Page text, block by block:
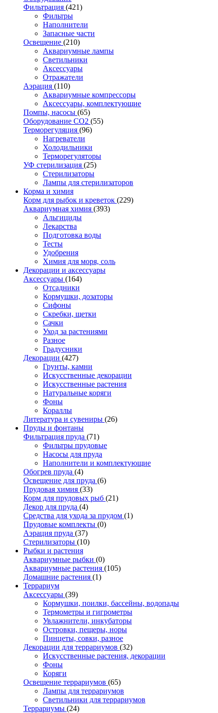
Фильтрация (421)
Фильтры
Наполнители
Запасные части
Освещение (210)
Аквариумные лампы
Светильники
Аксессуары
Отражатели
Аэрация (110)
Аквариумные компрессоры
Аксессуары, комплектующие
Помпы, насосы (65)
Оборудование CO2 (55)
Терморегуляция (96)
Нагреватели
Холодильники
Терморегуляторы
УФ стерилизация (25)
Стерилизаторы
Лампы для стерилизаторов
Корма и химия
Корм для рыбок и креветок (229)
Аквариумная химия (393)
Альгициды
Лекарства
Подготовка воды
Тесты
Удобрения
Химия для моря, соль
Декорации и аксессуары
Аксессуары (164)
Отсадники
Кормушки, дозаторы
Сифоны
Скребки, щетки
Сачки
Уход за растениями
Разное
Градусники
Декорации (427)
Грунты, камни
Искусственные декорации
Искусственные растения
Натуральные коряги
Фоны
Кораллы
Литература и сувениры (26)
Пруды и фонтаны
Фильтрация пруда (71)
Фильтры прудовые
Насосы для пруда
Наполнители и комплектующие
Обогрев пруда (4)
Освещение для пруда (6)
Прудовая химия (33)
Корм для прудовых рыб (21)
Декор для пруда (4)
Средства для ухода за прудом (1)
Прудовые комплекты (0)
Аэрация пруда (37)
Стерилизаторы (10)
Рыбки и растения
Аквариумные рыбки (0)
Аквариумные растения (105)
Домашние растения (1)
Террариум
Аксессуары (39)
Кормушки, поилки, бассейны, водопады
Термометры и гигрометры
Увлажнители, инкубаторы
Островки, пещеры, норы
Пинцеты, совки, разное
Декорации для террариумов (32)
Искусственные растения, декорации
Фоны
Коряги
Освещение террариумов (65)
Лампы для террариумов
Светильники для террариумов
Террариумы (24)